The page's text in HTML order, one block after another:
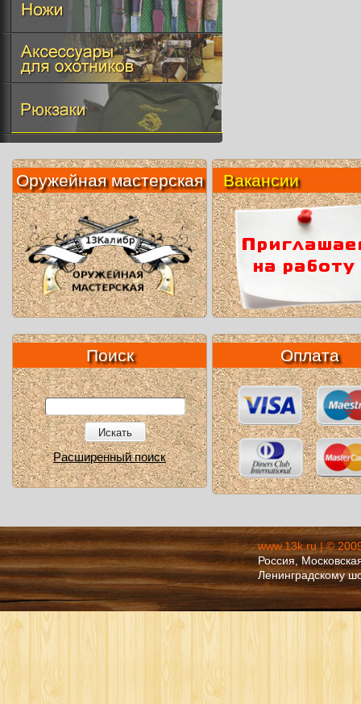
Оружейная мастерскаяВакансии
Поиск
Искать
Расширенный поиск
Оплата
www.13k.ru | ©
Россия,
Ленинградскому